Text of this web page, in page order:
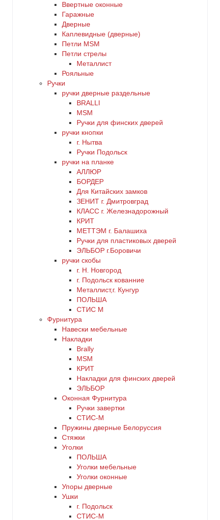
Ввертные оконные
Гаражные
Дверные
Каплевидные (дверные)
Петли MSM
Петли стрелы
Металлист
Рояльные
Ручки
ручки дверные раздельные
BRALLI
MSM
Ручки для финских дверей
ручки кнопки
г. Нытва
Ручки Подольск
ручки на планке
АЛЛЮР
БОРДЕР
Для Китайских замков
ЗЕНИТ г. Дмитровград
КЛАСС г. Железнадорожный
КРИТ
МЕТТЭМ г. Балашиха
Ручки для пластиковых дверей
ЭЛЬБОР г.Боровичи
ручки скобы
г. Н. Новгород
г. Подольск кованние
Металлист,г. Кунгур
ПОЛЬША
СТИС М
Фурнитура
Навески мебельные
Накладки
Brally
MSM
КРИТ
Накладки для финских дверей
ЭЛЬБОР
Оконная Фурнитура
Ручки завертки
СТИС-М
Пружины дверные Белоруссия
Стяжки
Уголки
ПОЛЬША
Уголки мебельные
Уголки оконные
Упоры дверные
Ушки
г. Подольск
СТИС-М